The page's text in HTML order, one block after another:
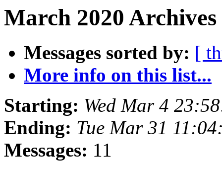
March 2020
Messages sorted by: [
More info on this list...
Starting: Wed Mar 4
Ending: Tue Mar 31
Messages: 11